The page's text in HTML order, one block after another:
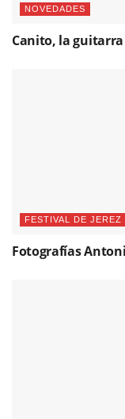
NOVEDADES
Canito, la
FESTIVAL DE JEREZ
Fotografías